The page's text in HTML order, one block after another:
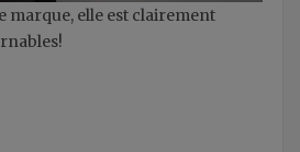
marque, elle est clairement